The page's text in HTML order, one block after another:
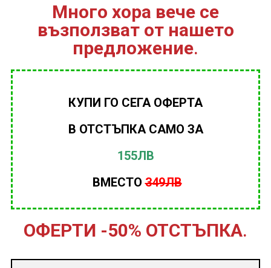
Много хора вече се
възползват от нашето
предложение.
КУПИ ГО СЕГА ОФЕРТА
В ОТСТЪПКА САМО ЗА
155ЛВ
ВМЕСТО349ЛВ
ОФЕРТИ -50% ОТСТЪПКА.